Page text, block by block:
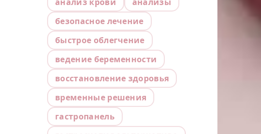
безопасное лечение
быстрое облегчение
ведение беременности
восстановление здоровья
временные решения
гастропанель